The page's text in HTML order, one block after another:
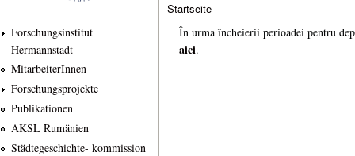
Forschungsinstitut
Hermannstadt
MitarbeiterInnen
Forschungsprojekte
Publikationen
AKSL Rumänien
Städtegeschichte- kommission
Sie sind hier
Startseite
În urma încheierii perioadei pentru
aici.